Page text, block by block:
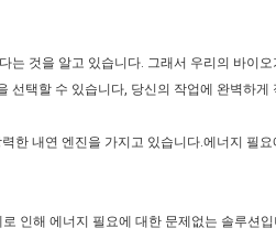
는 것을 알고 있습니다. 그래서 우리의 바이
선택할 수 있습니다, 당신의 작업에 완벽하게
한 내연 엔진을 가지고 있습니다.에너지 필
인해 에너지 필요에 대한 문제없는 솔루션